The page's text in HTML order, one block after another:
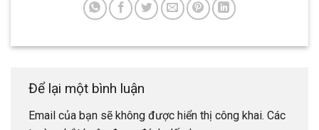
Để lại một bình luận
Email của bạn sẽ không được hiển thị công khai. Các